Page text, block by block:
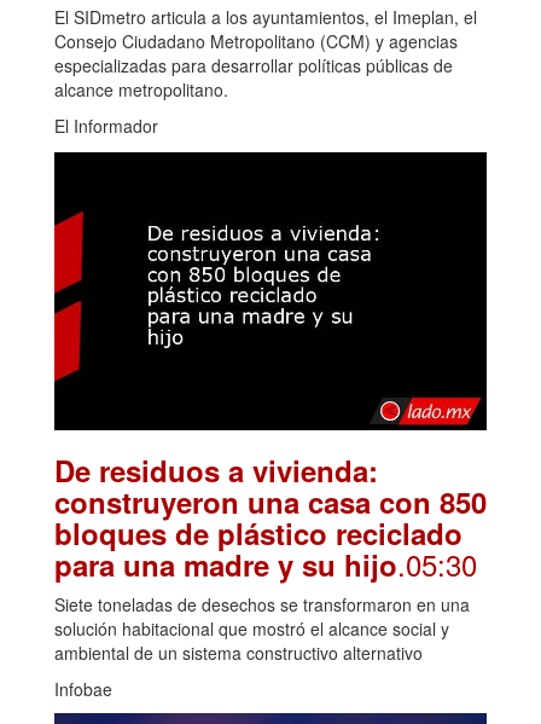
El SIDmetro articula a los ayuntamientos, el Imeplan, el
Consejo Ciudadano Metropolitano (CCM) y agencias
especializadas para desarrollar políticas públicas de
alcance metropolitano.
El Informador
De residuos a vivienda:
construyeron una casa con 850
bloques de plástico reciclado
para una madre y su hijo.05:30
Siete toneladas de desechos se transformaron en una
solución habitacional que mostró el alcance social y
ambiental de un sistema constructivo alternativo
Infobae